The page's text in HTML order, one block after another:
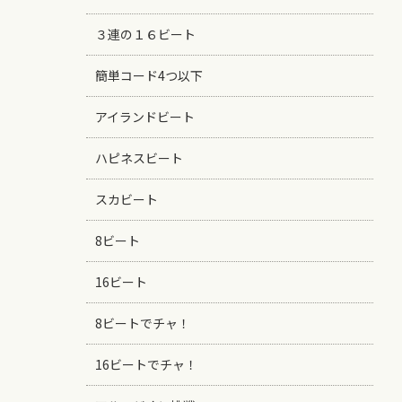
３連の１６ビート
簡単コード4つ以下
アイランドビート
ハピネスビート
スカビート
8ビート
16ビート
8ビートでチャ！
16ビートでチャ！